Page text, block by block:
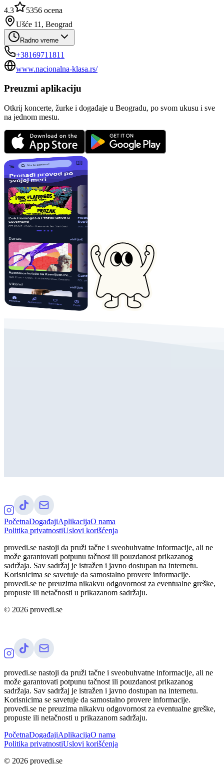
4.3 5356 ocena
Ušće 11, Beograd
Radno vreme
+38169711811
www.nacionalna-klasa.rs/
Preuzmi aplikaciju
Otkrij koncerte, žurke i događaje u Beogradu, po svom ukusu i sve
na jednom mestu.
PočetnaDogađajiAplikacijaO nama
Politika privatnostiUslovi korišćenja
provedi.se nastoji da pruži tačne i sveobuhvatne informacije, ali ne
može garantovati potpunu tačnost ili pouzdanost prikazanog
sadržaja. Sav sadržaj je istražen i javno dostupan na internetu.
Korisnicima se savetuje da samostalno provere informacije.
provedi.se ne preuzima nikakvu odgovornost za eventualne greške,
propuste ili netačnosti u prikazanom sadržaju.
© 2026 provedi.se
provedi.se nastoji da pruži tačne i sveobuhvatne informacije, ali ne
može garantovati potpunu tačnost ili pouzdanost prikazanog
sadržaja. Sav sadržaj je istražen i javno dostupan na internetu.
Korisnicima se savetuje da samostalno provere informacije.
provedi.se ne preuzima nikakvu odgovornost za eventualne greške,
propuste ili netačnosti u prikazanom sadržaju.
PočetnaDogađajiAplikacijaO nama
Politika privatnostiUslovi korišćenja
© 2026 provedi.se